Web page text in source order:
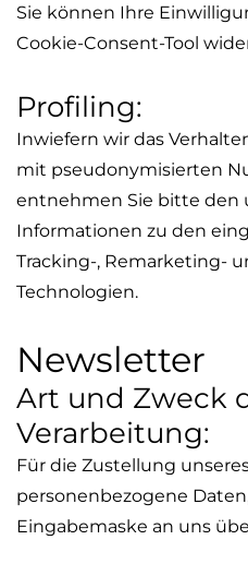
Sie können Ihre
Cookie-Consent-Tool
Profiling:
Inwiefern wir das
mit pseudonymisierten
entnehmen Sie bitte den
Informationen zu den
Tracking-, Remarketing-
Technologien.
Newsletter
Art und Zweck
Verarbeitung:
Für die Zustellung
personenbezogene
Eingabemaske an uns